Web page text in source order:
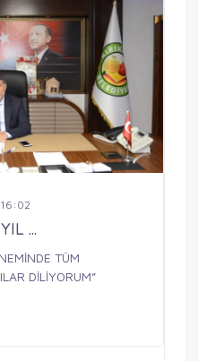
...
TÜM
DİLİYORUM”